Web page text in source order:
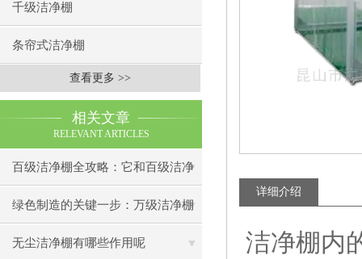
千级洁净棚
条帘式洁净棚
查看更多 >>
相关文章
RELEVANT ARTICLES
百级洁净棚全攻略：它和百级洁净
室到底有什么区别？
绿色制造的关键一步：万级洁净棚
助力环保型半导体产业发展
无尘洁净棚有哪些作用呢
详细介绍
洁净棚内